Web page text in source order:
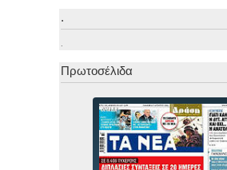
.
.
Πρωτοσέλιδα